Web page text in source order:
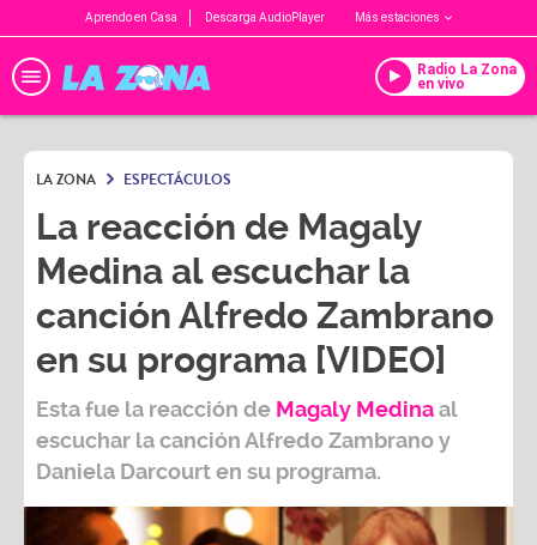
Aprendo en Casa Descarga AudioPlayer Más estaciones
Radio La Zona
en vivo
LA ZONA ESPECTÁCULOS
La reacción de Magaly
Medina al escuchar la
canción Alfredo Zambrano
en su programa [VIDEO]
Esta fue la reacción de Magaly Medinaal
escuchar la canciónAlfredo Zambranoy
Daniela Darcourten su programa.